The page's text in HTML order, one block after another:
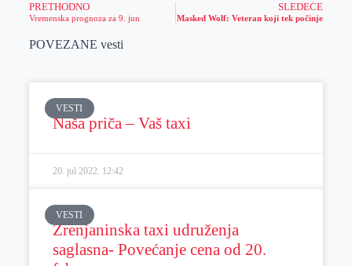
PRETHODNO
Vremenska prognoza za 9. jun
SLEDEĆE
Masked Wolf: Veteran koji tek počinje
POVEZANE vesti
VESTI
Naša priča – Vaš taxi
20. jul 2022. 12:42
VESTI
Zrenjaninska taxi udruženja
saglasna- Povećanje cena od 20.